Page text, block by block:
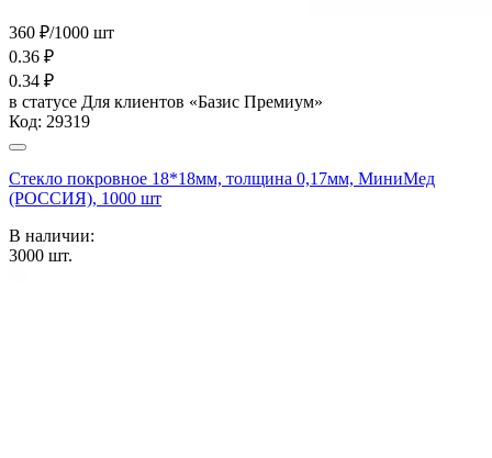
360 ₽/1000 шт
0.36 ₽
0.34 ₽
в статусе Для клиентов «Базис Премиум»
Код: 29319
Стекло покровное 18*18мм, толщина 0,17мм, МиниМед
(РОССИЯ), 1000 шт
В наличии:
3000 шт.